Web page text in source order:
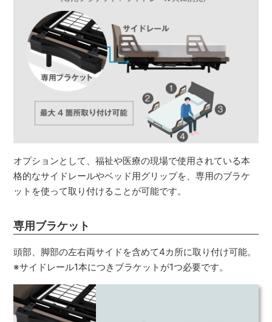
オプションとして、福祉や医療の現場で使用されている本
格的なサイドレールやベッド用グリップを、専用のブラケ
ットを使って取り付けることが可能です。
専用ブラケット
頭部、脚部の左右両サイドを含めて4カ所に取り付け可能。
※サイドレール1本につきブラケットが1つ必要です。